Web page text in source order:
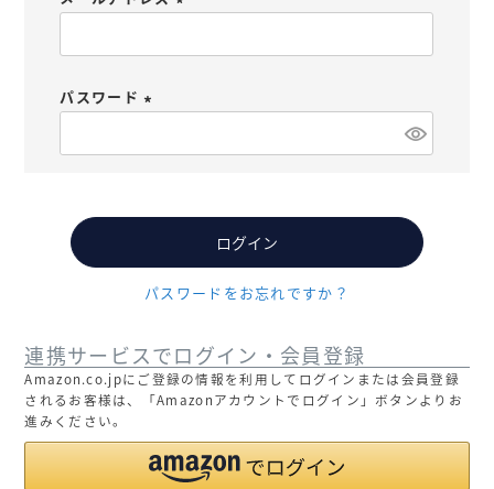
必
)
パスワード
必
)
ログイン
パスワードをお忘れですか？
連携サービスでログイン・会員登録
Amazon.co.jpにご登録の情報を利用してログインまたは会員登録
されるお客様は、「Amazonアカウントでログイン」ボタンよりお
進みください。